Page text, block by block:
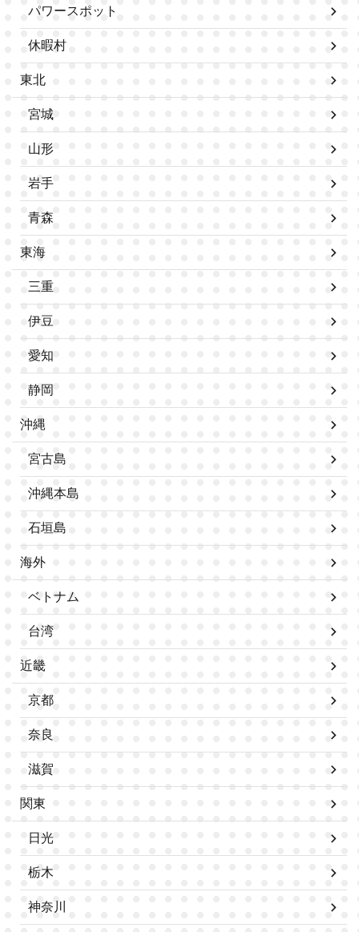
パワースポット
休暇村
東北
宮城
山形
岩手
青森
東海
三重
伊豆
愛知
静岡
沖縄
宮古島
沖縄本島
石垣島
海外
ベトナム
台湾
近畿
京都
奈良
滋賀
関東
日光
栃木
神奈川